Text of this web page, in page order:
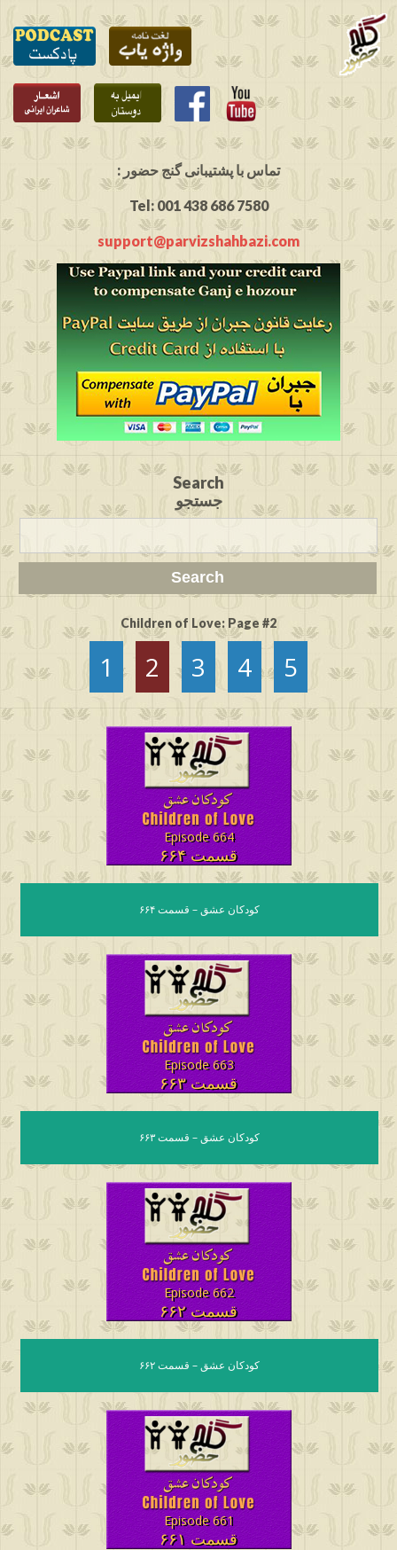
: تماس با پشتیبانی گنج حضور
Tel: 001 438 686 7580
support@parvizshahbazi.com
Search
جستجو
Children of Love: Page #2
1 2 3 4 5
Episode 664
قسمت ۶۶۴
کودکان عشق – قسمت ۶۶۴
Episode 663
قسمت ۶۶۳
کودکان عشق – قسمت ۶۶۳
Episode 662
قسمت ۶۶۲
کودکان عشق – قسمت ۶۶۲
Episode 661
قسمت ۶۶۱